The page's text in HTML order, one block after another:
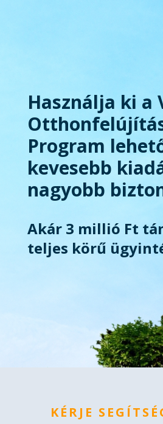
Használja ki a
Program
kevesebb
nagyobb
Akár 3 millió Ft
teljes körű
KÉRJE